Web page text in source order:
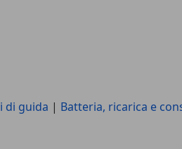
di guida | Batteria, ricarica e